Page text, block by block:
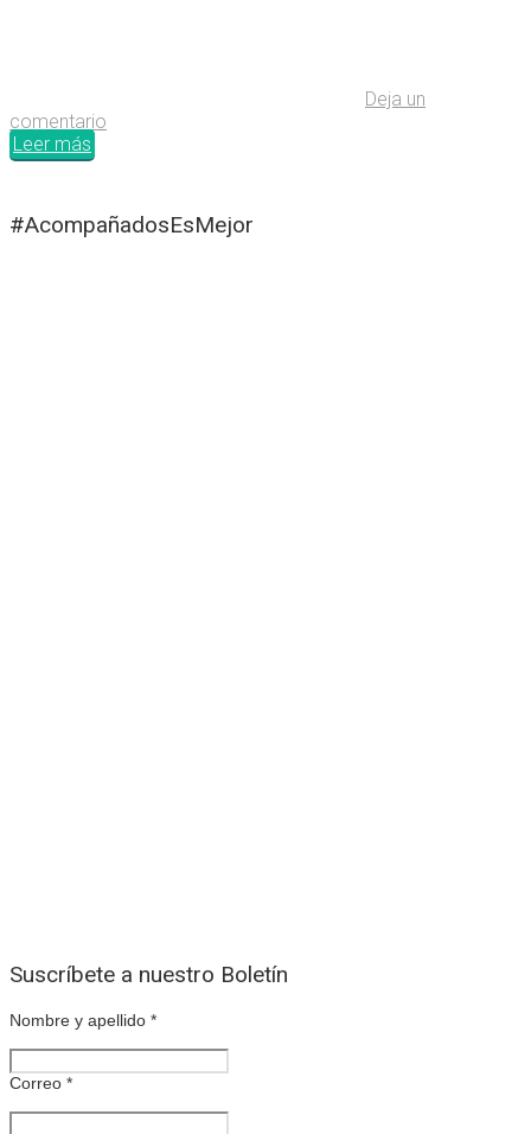
Deja un
comentario
Leer más
#AcompañadosEsMejor
Suscríbete a nuestro Boletín
Nombre y apellido *
Correo *